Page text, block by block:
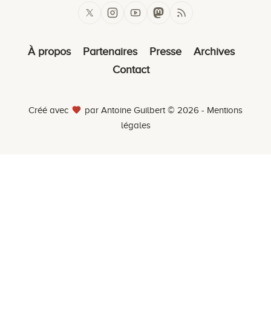
À propos Partenaires Presse
Archives
Contact
Créé avec par Antoine Guilbert © 2026 - Mentions
légales